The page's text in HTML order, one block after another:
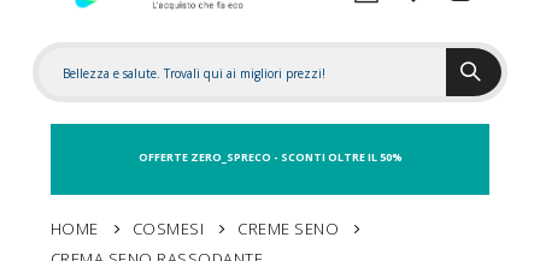
Nav
OFFERTE ZERO_SPRECO - SCONTI OLTRE IL 50%
HOME COSMESI
CREME SENO